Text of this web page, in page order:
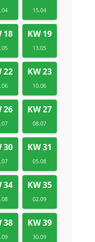
15.04
18 KW 19
13.05
22 KW 23
10.06
26 KW 27
08.07
30 KW 31
05.08
34 KW 35
02.09
38 KW 39
30.09